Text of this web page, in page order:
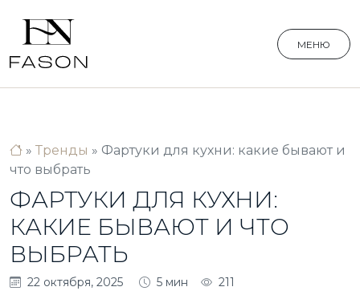
МЕНЮ
» Тренды » Фартуки для кухни: какие бывают и
что выбрать
ФАРТУКИ ДЛЯ КУХНИ:
КАКИЕ БЫВАЮТ И ЧТО
ВЫБРАТЬ
22 октября, 2025 5 мин 211